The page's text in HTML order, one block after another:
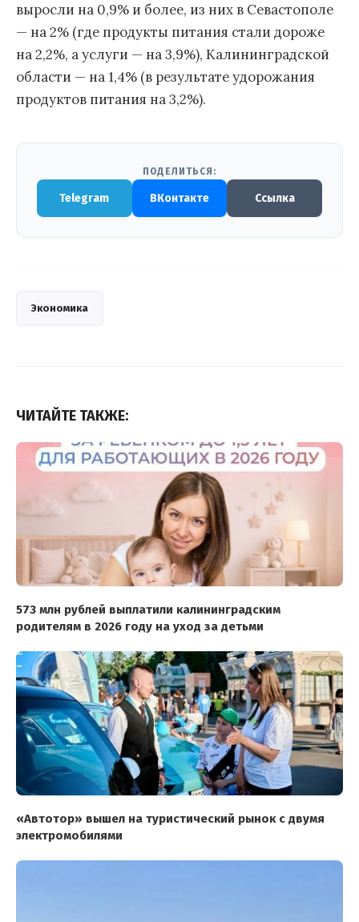
выросли на 0,9% и более, из них в Севастополе
— на 2% (где продукты питания стали дороже
на 2,2%, а услуги — на 3,9%), Калининградской
области — на 1,4% (в результате удорожания
продуктов питания на 3,2%).
ПОДЕЛИТЬСЯ:
Telegram ВКонтакте Ссылка
Экономика
ЧИТАЙТЕ ТАКЖЕ:
573 млн рублей выплатили калининградским
родителям в 2026 году на уход за детьми
«Автотор» вышел на туристический рынок с двумя
электромобилями